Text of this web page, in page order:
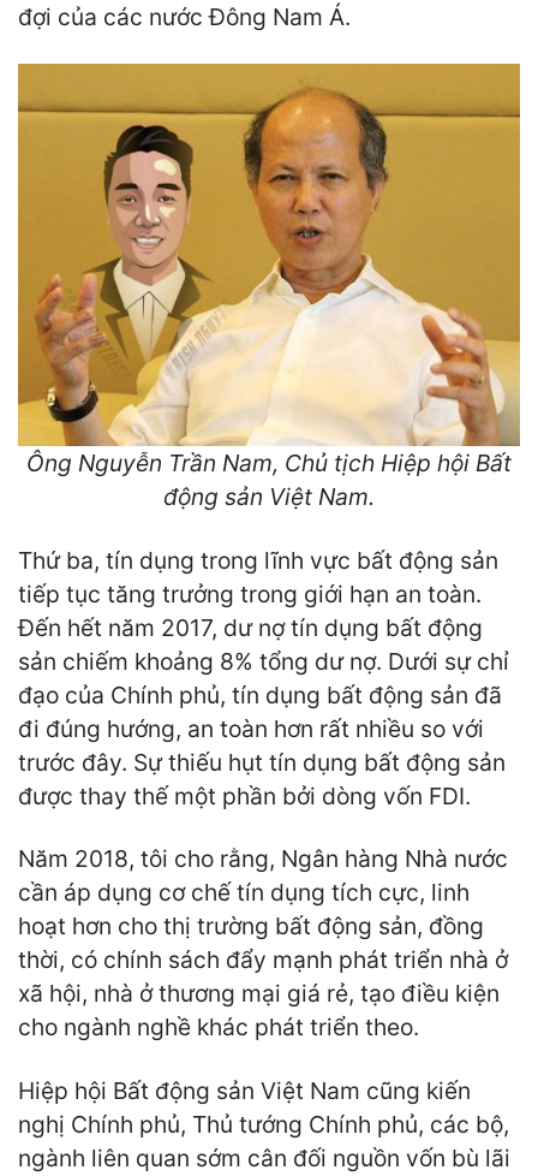
đợi của các nước Đông Nam Á.
Ông Nguyễn Trần Nam, Chủ tịch Hiệp hội Bất
động sản Việt Nam.
Thứ ba, tín dụng trong lĩnh vực bất động sản
tiếp tục tăng trưởng trong giới hạn an toàn.
Đến hết năm 2017, dư nợ tín dụng bất động
sản chiếm khoảng 8% tổng dư nợ. Dưới sự chỉ
đạo của Chính phủ, tín dụng bất động sản đã
đi đúng hướng, an toàn hơn rất nhiều so với
trước đây. Sự thiếu hụt tín dụng bất động sản
được thay thế một phần bởi dòng vốn FDI.
Năm 2018, tôi cho rằng, Ngân hàng Nhà nước
cần áp dụng cơ chế tín dụng tích cực, linh
hoạt hơn cho thị trường bất động sản, đồng
thời, có chính sách đẩy mạnh phát triển nhà ở
xã hội, nhà ở thương mại giá rẻ, tạo điều kiện
cho ngành nghề khác phát triển theo.
Hiệp hội Bất động sản Việt Nam cũng kiến
nghị Chính phủ, Thủ tướng Chính phủ, các bộ,
ngành liên quan sớm cân đối nguồn vốn bù lãi